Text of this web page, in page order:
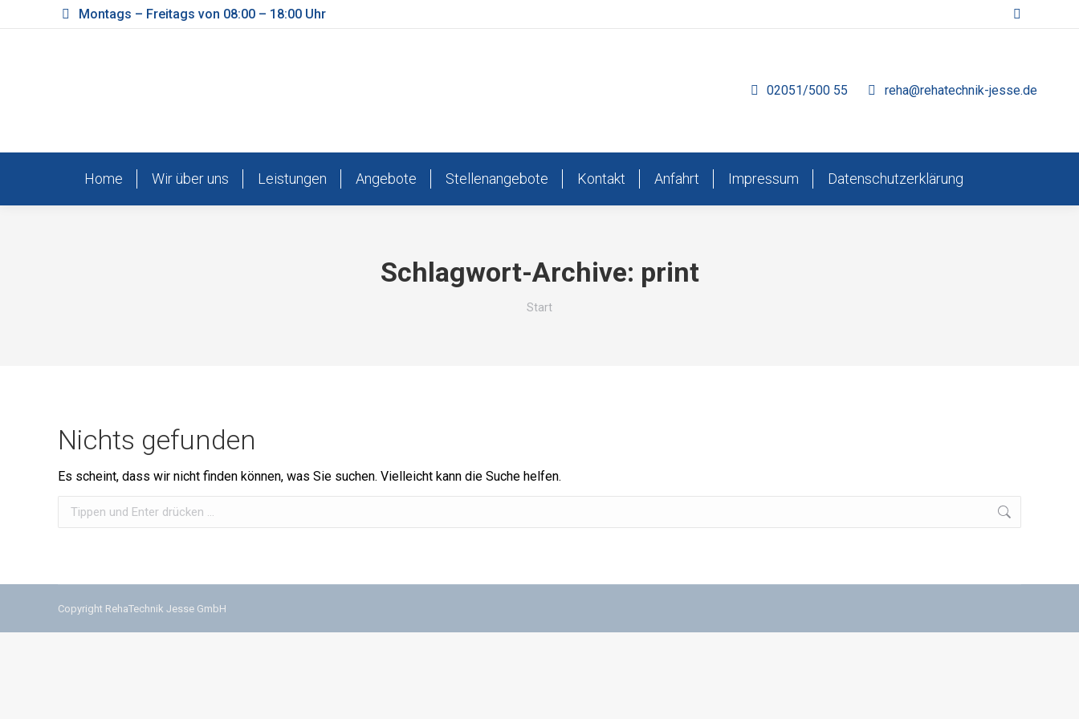
Montags – Freitags von 08:00 – 18:00 Uhr Search:
02051/500 55 reha@rehatechnik-jesse.de
Home Wir über uns Leistungen Angebote Stellenangebote Kontakt Anfahrt Impressum Datenschutzerklärung
Schlagwort-Archive: print
Sie befinden sich hier:
Start
Nichts gefunden
Es scheint, dass wir nicht finden können, was Sie suchen. Vielleicht kann die Suche helfen.
Search:
Copyright RehaTechnik Jesse GmbH